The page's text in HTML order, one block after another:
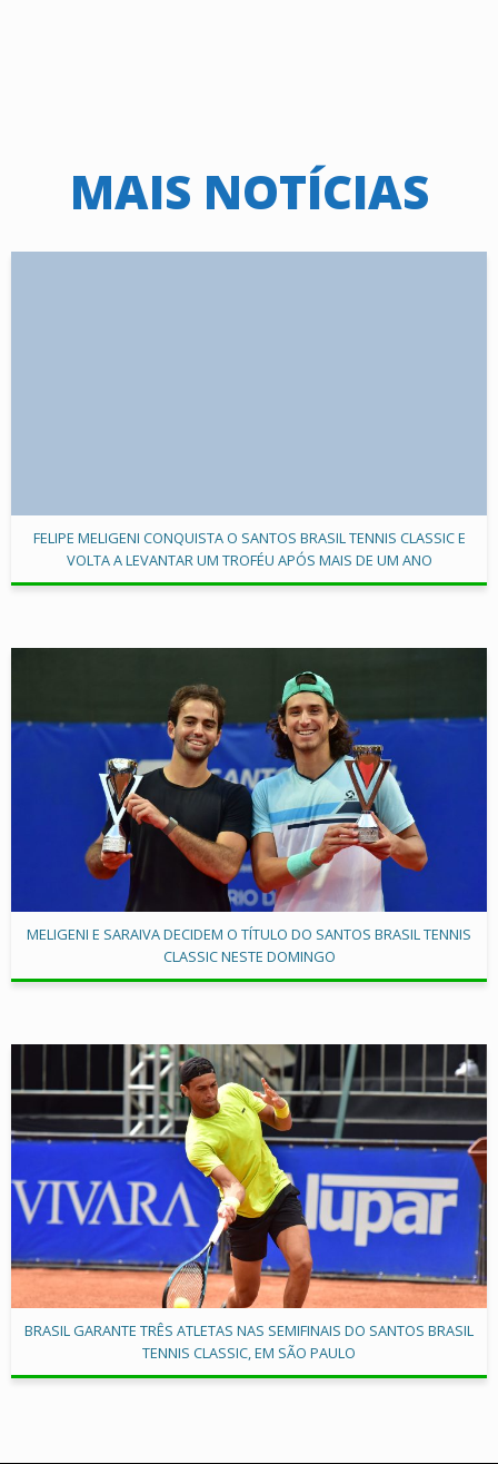
MAIS NOTÍCIAS
FELIPE MELIGENI CONQUISTA O SANTOS BRASIL TENNIS CLASSIC E
VOLTA A LEVANTAR UM TROFÉU APÓS MAIS DE UM ANO
MELIGENI E SARAIVA DECIDEM O TÍTULO DO SANTOS BRASIL TENNIS
CLASSIC NESTE DOMINGO
BRASIL GARANTE TRÊS ATLETAS NAS SEMIFINAIS DO SANTOS BRASIL
TENNIS CLASSIC, EM SÃO PAULO